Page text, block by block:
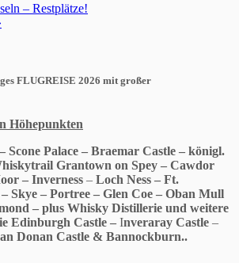
– Restplätze!
FLUGREISE 2026 mit großer
Höhepunkten
Scone Palace – Braemar Castle – königl.
Grantown on Spey – Cawdor
– Inverness – Loch Ness – Ft.
Skye – Portree – Glen Coe – Oban Mull
– plus Whisky Distillerie und weitere
Edinburgh Castle – Inveraray Castle –
Donan Castle & Bannockburn..